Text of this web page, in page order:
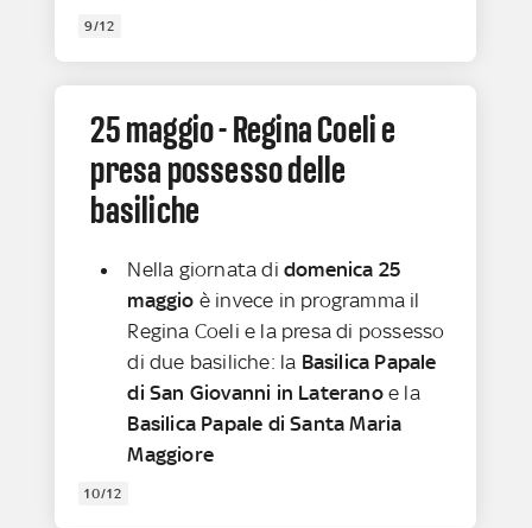
9/12
25 maggio - Regina Coeli e
presa possesso delle
basiliche
Nella giornata didomenica 25
maggio è invece in programma il
Regina Coeli e la presa di possesso
di due basiliche: la Basilica Papale
di San Giovanni in Lateranoe la
Basilica Papale di Santa Maria
Maggiore
10/12